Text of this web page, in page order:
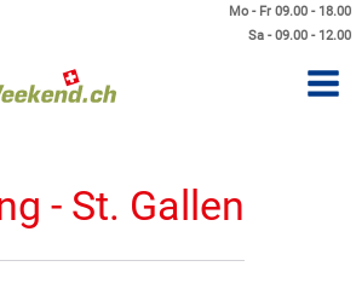
Mo - Fr 09.00 - 18.00
Sa - 09.00 - 12.00
- St. Gallen